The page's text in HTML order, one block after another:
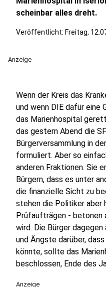
scheinbar alles dreht.
Veröffentlicht: Freitag,
Anzeige
Wenn der Kreis das
und wenn DIE dafür eine
das Marienhospital
das gestern Abend die
Bürgerversammlung in
formuliert. Aber so
anderen Fraktionen. Sie
Bürgern, dass es unter
die finanzielle Sicht zu
stehen die Politiker aber
Prüfaufträgen - betonen
wird. Die Bürger
und Ängste darüber,
könnte, sollte das
beschlossen, Ende des
Anzeige